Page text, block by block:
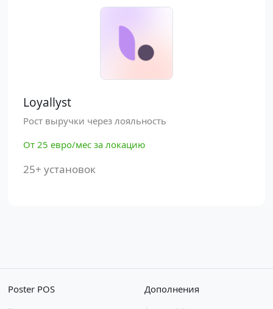
Loyallyst
Рост выручки через лояльность
От 25 евро/мес за локацию
25+ установок
Poster POS
Дополнения